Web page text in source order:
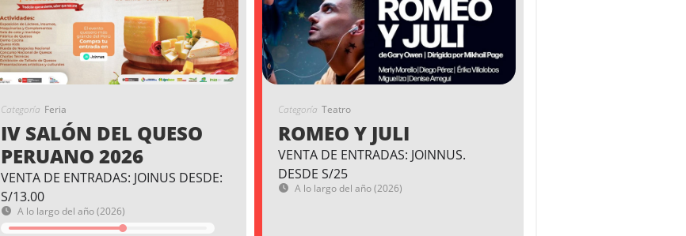
Categoría Feria
IV SALÓN DEL QUESO
PERUANO 2026
VENTA DE ENTRADAS: JOINUS DESDE:
S/13.00
A lo largo del año (2026)
Categoría Teatro
ROMEO Y JULI
VENTA DE ENTRADAS: JOINNUS.
DESDE S/25
A lo largo del año (2026)